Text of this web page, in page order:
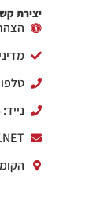
יצירת
טלפון
נייד: 054-4657193